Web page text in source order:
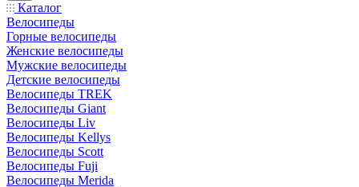
Каталог
Велосипеды
Горные велосипеды
Женские велосипеды
Мужские велосипеды
Детские велосипеды
Велосипеды TREK
Велосипеды Giant
Велосипеды Liv
Велосипеды Kellys
Велосипеды Scott
Велосипеды Fuji
Велосипеды Merida